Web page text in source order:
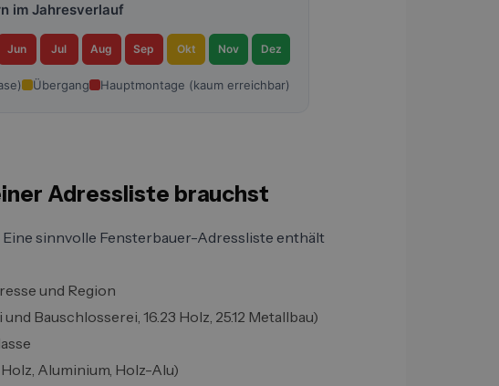
im Jahresverlauf
Jun Jul Aug Sep Okt Nov Dez
Übergang Hauptmontage (kaum erreichbar)
Adressliste brauchst
sinnvolle Fensterbauer-Adressliste enthält
und Region
Bauschlosserei, 16.23 Holz, 25.12 Metallbau)
Aluminium, Holz-Alu)